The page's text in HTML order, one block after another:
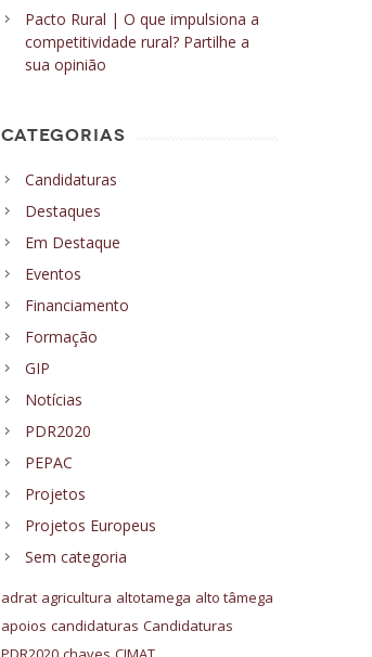
Pacto Rural | O que impulsiona a
competitividade rural? Partilhe a
sua opinião
CATEGORIAS
Candidaturas
Destaques
Em Destaque
Eventos
Financiamento
Formação
GIP
Notícias
PDR2020
PEPAC
Projetos
Projetos Europeus
Sem categoria
adrat agricultura altotamega alto tâmega
apoios candidaturas Candidaturas